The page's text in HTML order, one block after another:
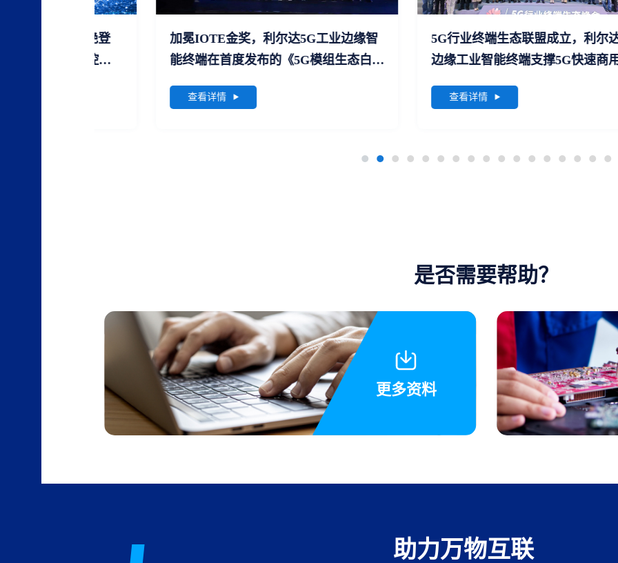
加冕IOTE金奖，利尔达5G工业边缘智
能终端在首度发布的《5G模组生态白皮
5G行业终端生态联盟成立，利尔达5G
边缘工业智能终端支撑5G快速商用
是否需要帮助？
更多资料
助力万物互联